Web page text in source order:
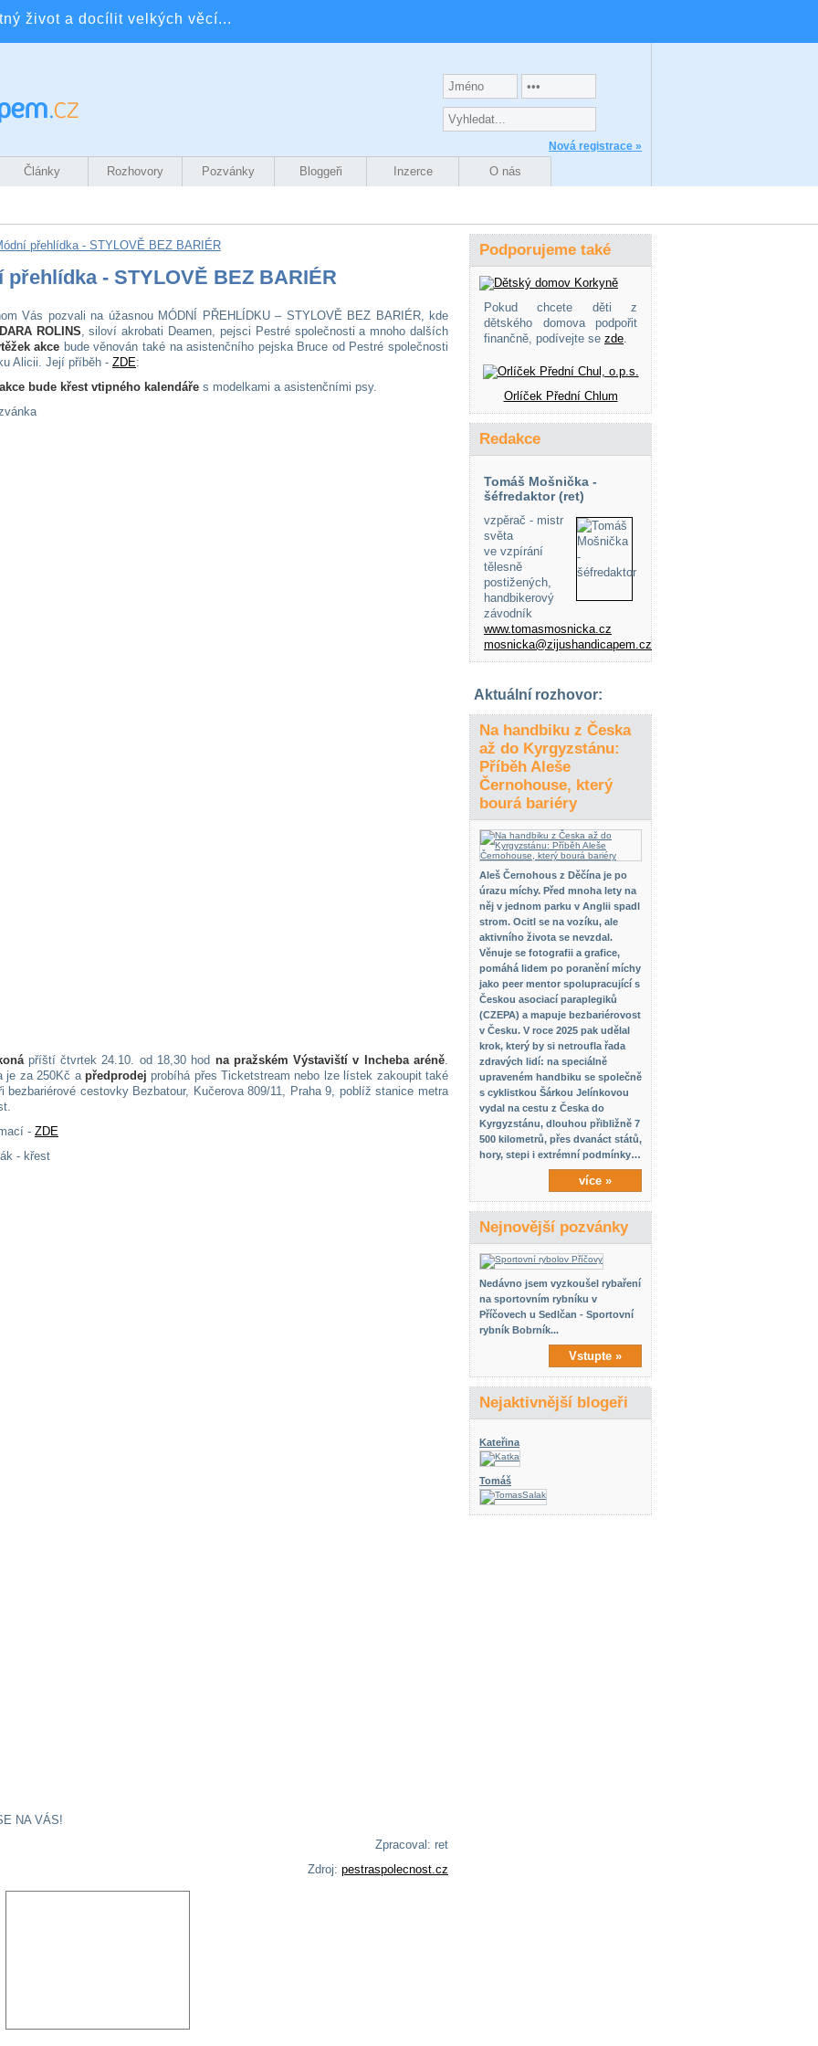
život a docílit velkých věcí...
Nová registrace »
Články Rozhovory Pozvánky Bloggeři Inzerce O nás
přehlídka - STYLOVĚ BEZ BARIÉR
přehlídka - STYLOVĚ BEZ BARIÉR
Vás pozvali na úžasnou MÓDNÍ PŘEHLÍDKU – STYLOVĚ BEZ BARIÉR, kde
ROLINS, siloví akrobati Deamen, pejsci Pestré společnosti a mnoho dalších
akce bude věnován také na asistenčního pejska Bruce od Pestré společnosti
Alicii. Její příběh - ZDE:
bude křest vtipného kalendáře s modelkami a asistenčními psy.
příští čtvrtek 24.10. od 18,30 hod na pražském Výstaviští v Incheba aréně.
je za 250Kč a předprodejprobíhá přes Ticketstream nebo lze lístek zakoupit také
bezbariérové cestovky Bezbatour, Kučerova 809/11, Praha 9, poblíž stanice metra
- ZDE
NA VÁS!
Zpracoval: ret
Zdroj: pestraspolecnost.cz
Podporujeme také
Pokud chcete děti z
dětského domova podpořit
finančně, podívejte se zde.
Orlíček Přední Chlum
Redakce
Tomáš Mošnička -
šéfredaktor (ret)
vzpěrač - mistr
světa
ve vzpírání
tělesně
postižených,
handbikerový
závodník
www.tomasmosnicka.cz
mosnicka@zijushandicapem.cz
Aktuální rozhovor:
Na handbiku z Česka
až do Kyrgyzstánu:
Příběh Aleše
Černohouse, který
bourá bariéry
Aleš Černohous z Děčína je po
úrazu míchy. Před mnoha lety na
něj v jednom parku v Anglii spadl
strom. Ocitl se na vozíku, ale
aktivního života se nevzdal.
Věnuje se fotografii a grafice,
pomáhá lidem po poranění míchy
jako peer mentor spolupracující s
Českou asociací paraplegiků
(CZEPA) a mapuje bezbariérovost
v Česku. V roce 2025 pak udělal
krok, který by si netroufla řada
zdravých lidí: na speciálně
upraveném handbiku se společně
s cyklistkou Šárkou Jelínkovou
vydal na cestu z Česka do
Kyrgyzstánu, dlouhou přibližně 7
500 kilometrů, přes dvanáct států,
hory, stepi i extrémní podmínky…
více »
Nejnovější pozvánky
Nedávno jsem vyzkoušel rybaření
na sportovním rybníku v
Příčovech u Sedlčan - Sportovní
rybník Bobrník...
Vstupte »
Nejaktivnější blogeři
Kateřina
Tomáš